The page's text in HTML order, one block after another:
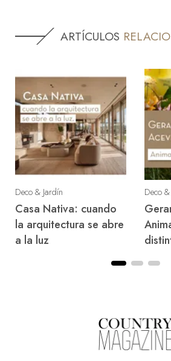
ARTÍCULOS
Deco & Jardín
Casa Nativa: cuando
la arquitectura se abre
a la luz
Deco